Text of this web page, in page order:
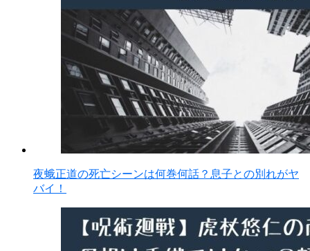
夜蛾正道の死亡シーンは何巻何話？息子との別れがヤ
バイ！